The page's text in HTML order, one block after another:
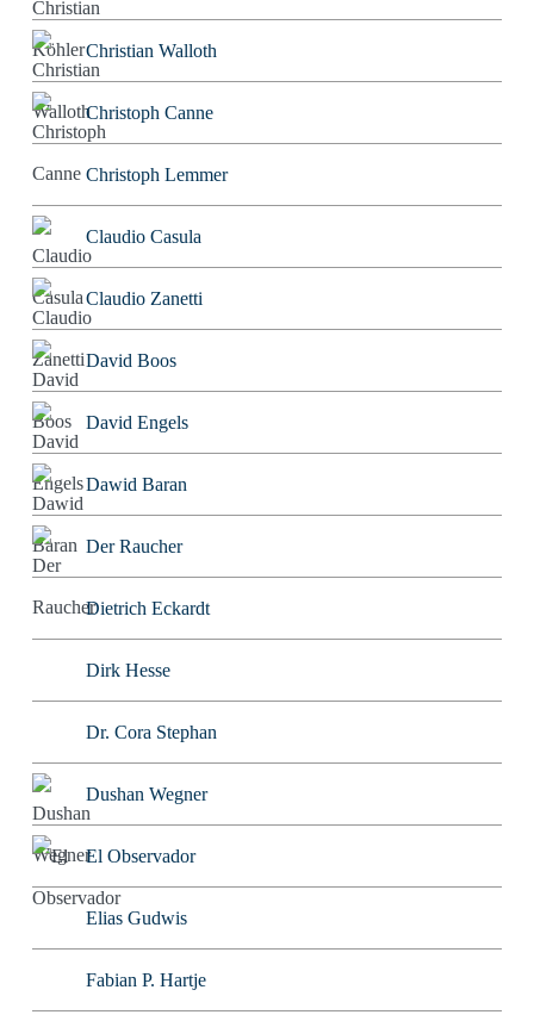
Christian Walloth
Christoph Canne
Christoph Lemmer
Claudio Casula
Claudio Zanetti
David Boos
David Engels
Dawid Baran
Der Raucher
Dietrich Eckardt
Dirk Hesse
Dr. Cora Stephan
Dushan Wegner
El Observador
Elias Gudwis
Fabian P. Hartje